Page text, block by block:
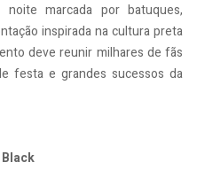
marcada por batuques,
inspirada na cultura preta
deve reunir milhares de fãs
festa e grandes sucessos da